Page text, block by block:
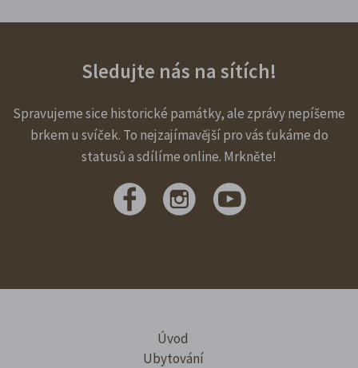
Sledujte nás na sítích!
Spravujeme sice historické památky, ale zprávy nepíšeme
brkem u svíček. To nejzajímavější pro vás ťukáme do
statusů a sdílíme online. Mrkněte!
Úvod
Ubytování